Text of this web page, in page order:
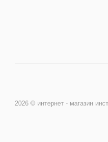
2026 © интернет - магазин